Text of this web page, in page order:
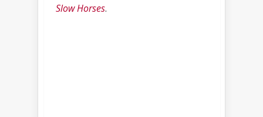
Slow Horses.